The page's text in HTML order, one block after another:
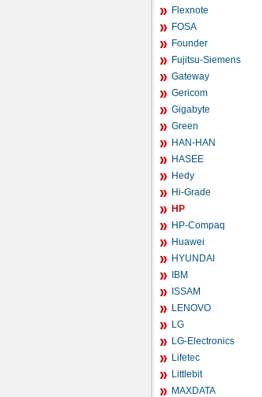
Flexnote
FOSA
Founder
Fujitsu-Siemens
Gateway
Gericom
Gigabyte
Green
HAN-HAN
HASEE
Hedy
Hi-Grade
HP
HP-Compaq
Huawei
HYUNDAI
IBM
ISSAM
LENOVO
LG
LG-Electronics
Lifetec
Littlebit
MAXDATA